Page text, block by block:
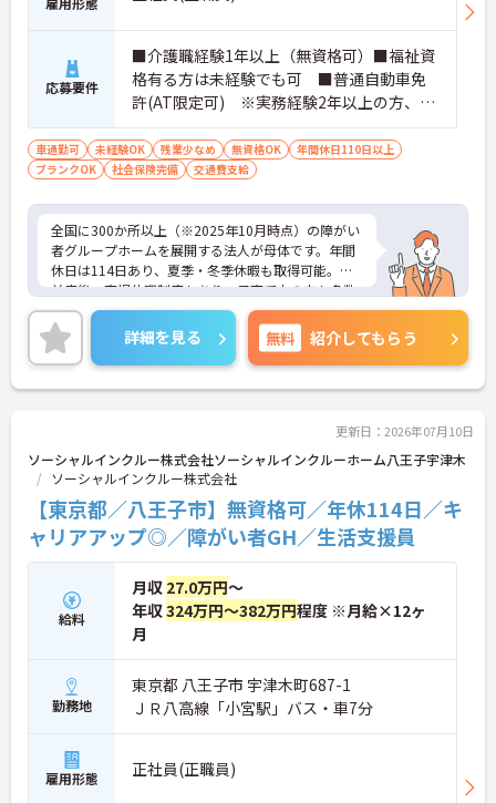
なく長期的なキャリアを築いていただけます。
・全施設がバリアフリー設計かつ最新設備を備えて
おり、清潔感にあふれた美しい環境です。ハード面
に加え、ソフト面でも「献立の事前決定・レシピ完
備」により現場の負担が大幅に軽減されています。
ご利用者様の安全性はもちろん、働くスタッフにと
っても身体的負担が少なく、高いモチベーションを
保って業務に集中できます。
応募要件
■介護職経験1年以上（無資格可）■福祉資
格有る方は未経験でも可 ■普通自動車免
許(AT限定可) ※実務経験2年以上の方、障
がい者福祉に関する経験をお持ちの方大歓
迎
車通勤可 未経験OK 残業少なめ 無資格OK
年間休日110日以上
ブランクOK
社会保険完備 交通費支給
全国に300か所以上（※2025年10月時点）の障がい
者グループホームを展開する法人が母体です。年間
休日は114日あり、夏季・冬季休暇も取得可能。産
前産後・育児休暇制度もあり、子育て中の方も多数
活躍中で、ワークライフバランスを大切にしながら
働ける環境が整っています。研修制度や外部勉強会
の受講支援もあり、スキルアップもしっかりサポー
ト。将来的には管理者やエリアマネージャーへのキ
ャリアアップも目指せます。20代から60代まで幅広
の職場です。介護経験を活かしたい方、福祉の資格
をお持ちの方、安定した法人でキャリアを築きたい
方におすすめです。
★おすすめPOINT★
・生活支援員からスタートし、サービス管理責任者
やエリアマネージャーへと続く明確なステップアッ
プの道筋が用意されています。急成長中の企業であ
るためポストも豊富にあり、専門性を高めながらマ
ネジメント職への挑戦も視野に入れていただけま
す。
かりと整備されています。オンとオフの切り替えを
明確にし、心身ともに充実した状態で長くご活躍い
・グループホーム一棟あたりの入居者様20名定員を
常時2～4名のスタッフで支援、国基準を上回る人員
配置や夜間複数名体制が敷かれているため、業務に
詳細を見る 無料 紹介してもらう
更新日：2026年07月10日
ソーシャルインクルー株式会社ソーシャルインクルーホーム八王子宇津木
ソーシャルインクルー株式会社
【東京都／八王子市】無資格可／年休114日／キ
ャリアアップ◎／障がい者GH／生活支援員
給料
月収 27.0万円～
年収324万円～382万円程度 ※月給×12ヶ
月
勤務地
東京都 八王子市 宇津木町687-1
ＪＲ八高線「小宮駅」バス・車7分
雇用形態 正社員(正職員)